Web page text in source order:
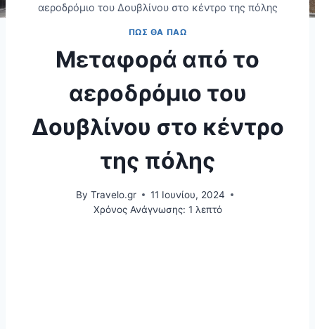
αεροδρόμιο του Δουβλίνου στο κέντρο της πόλης
ΠΩΣ ΘΑ ΠΆΩ
Μεταφορά από το
αεροδρόμιο του
Δουβλίνου στο κέντρο
της πόλης
By Travelo.gr
11 Ιουνίου, 2024
Χρόνος Ανάγνωσης: 1 λεπτό